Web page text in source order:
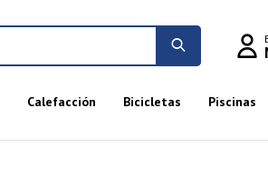
Calefacción Bicicletas Piscinas